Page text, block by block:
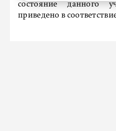
состояние данного
приведено в